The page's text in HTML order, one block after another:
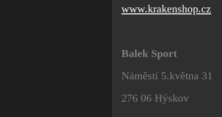
www.krakenshop.cz
Balek Sport
Náměstí 5.května 31
276 06 Hýskov